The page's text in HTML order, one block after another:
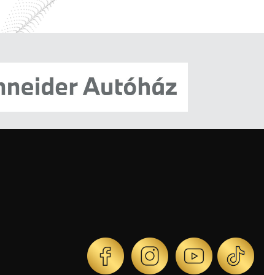
Szimfonikus Zenekara
Pálúr János és Sztathatosz
Kovács Szilárd Ferenc